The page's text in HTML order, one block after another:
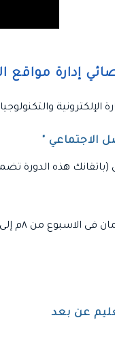
إدارة مواقع
الاجتماعي "
(باتقانك هذه الدورة
عن بعد